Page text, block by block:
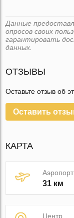
Данные
опросов своих
гарантировать
данных.
ОТЗЫВЫ
Оставьте отзыв об
Оставить
КАРТА
Аэропорт
31 км
Центр